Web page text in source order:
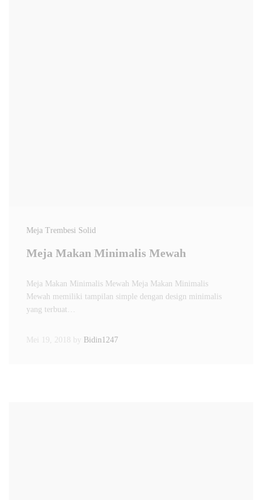
Meja Trembesi Solid
Meja Makan Minimalis Mewah
Meja Makan Minimalis Mewah Meja Makan Minimalis
Mewah memiliki tampilan simple dengan design minimalis
yang terbuat…
Mei 19, 2018 by Bidin1247